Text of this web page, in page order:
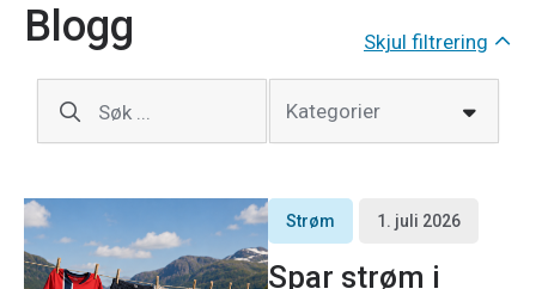
Blogg Skjul filtrering
Søk ... Kategorier
Strøm 1. juli 2026
Spar strøm i